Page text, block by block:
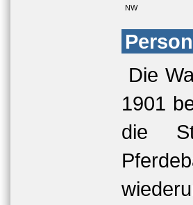
NW
Die
1901
die